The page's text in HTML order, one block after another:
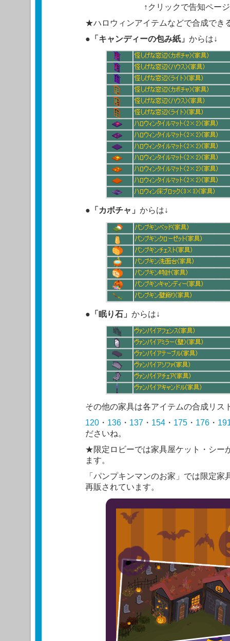
↑クリックで告知ペー
★ハロウィンアイテムなどで合成でき
● 「キャンディーの包み紙」 からは↓
● 「カボチャ」 からは↓
● 「眠り石」 からは↓
その他の家具は各アイテムの合成リス
120 ・ 136 ・ 137 ・ 154 ・ 175 ・ 176 ・
ださいね。
★限定ロビーでは家具屋ケット・シー
ます。
「パンプキンマンのお家」では限定家
再販されています。